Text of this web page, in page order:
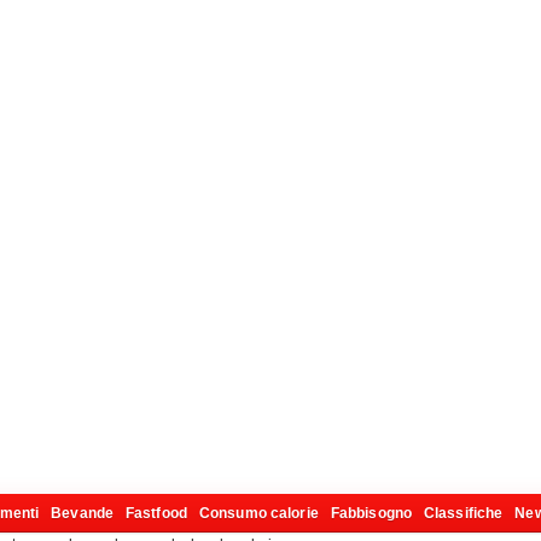
Bevande Fastfood Consumo calorie Fabbisogno Classifiche